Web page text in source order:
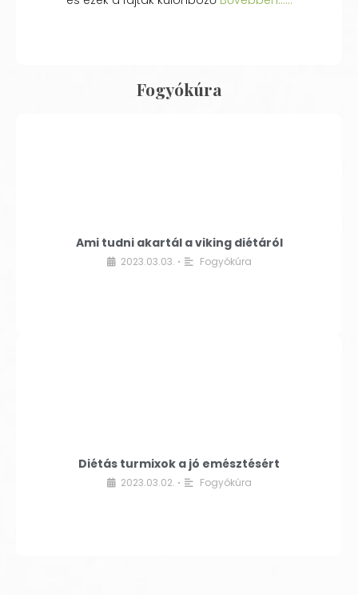
Fogyókúra
Ami tudni akartál a viking diétáról
2023.03.03. • Fogyókúra
Diétás turmixok a jó emésztésért
2023.03.02. • Fogyókúra